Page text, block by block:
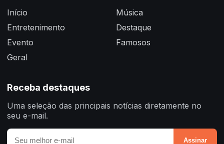
Início
Entretenimento
Evento
Geral
Música
Destaque
Famosos
Receba destaques
Uma seleção das principais notícias diretamente no
seu e-mail.
Assinar